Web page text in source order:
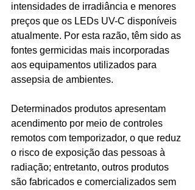
intensidades de irradiância e menores
preços que os LEDs UV-C disponíveis
atualmente. Por esta razão, têm sido as
fontes germicidas mais incorporadas
aos equipamentos utilizados para
assepsia de ambientes.
Determinados produtos apresentam
acendimento por meio de controles
remotos com temporizador, o que reduz
o risco de exposição das pessoas à
radiação; entretanto, outros produtos
são fabricados e comercializados sem